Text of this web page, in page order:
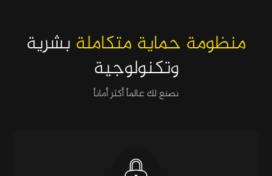
منظومة حماية متكاملة بشرية
وتكنولوجية
نصنع لك عالماً أكثر أماناً